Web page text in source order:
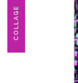
COLLAGE